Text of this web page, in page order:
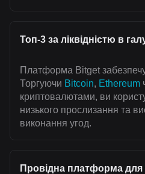
Топ-3 за ліквідністю в
Платформа Bitget
Торгуючи Bitcoin, Ethereum
криптовалютами, ви
низького прослизання та
виконання угод.
Провідна платформа для